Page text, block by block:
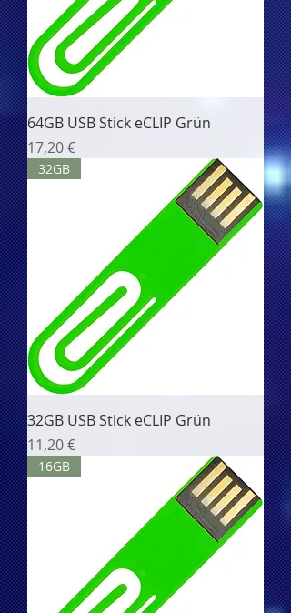
64GB USB Stick eCLIP Grün
Цена
17,20 €
32GB
32GB USB Stick eCLIP Grün
Цена
11,20 €
16GB